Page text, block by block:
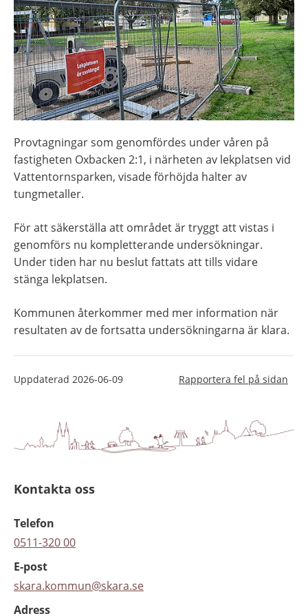
Provtagningar som genomfördes under våren på
fastigheten Oxbacken 2:1, i närheten av lekplatsen vid
Vattentornsparken, visade förhöjda halter av
tungmetaller.
För att säkerställa att området är tryggt att vistas i
genomförs nu kompletterande undersökningar.
Under tiden har nu beslut fattats att tills vidare
stänga lekplatsen.
Kommunen återkommer med mer information när
resultaten av de fortsatta undersökningarna är klara.
Uppdaterad 2026-06-09 Rapportera fel på sidan
Kontakta oss
Telefon
0511-320 00
E-post
skara.kommun@skara.se
Adress